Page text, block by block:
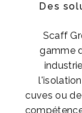
Des
Scaff
gamme
cuves ou